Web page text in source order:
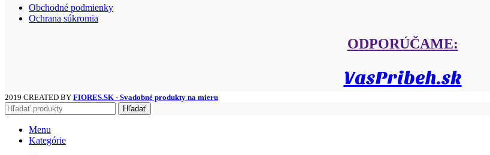
Obchodné podmienky
Ochrana súkromia
ODPORÚČAME:
VasPribeh.sk
2019 CREATED BY FIORES.SK - Svadobné produkty na mieru
Hľadať
Menu
Kategórie